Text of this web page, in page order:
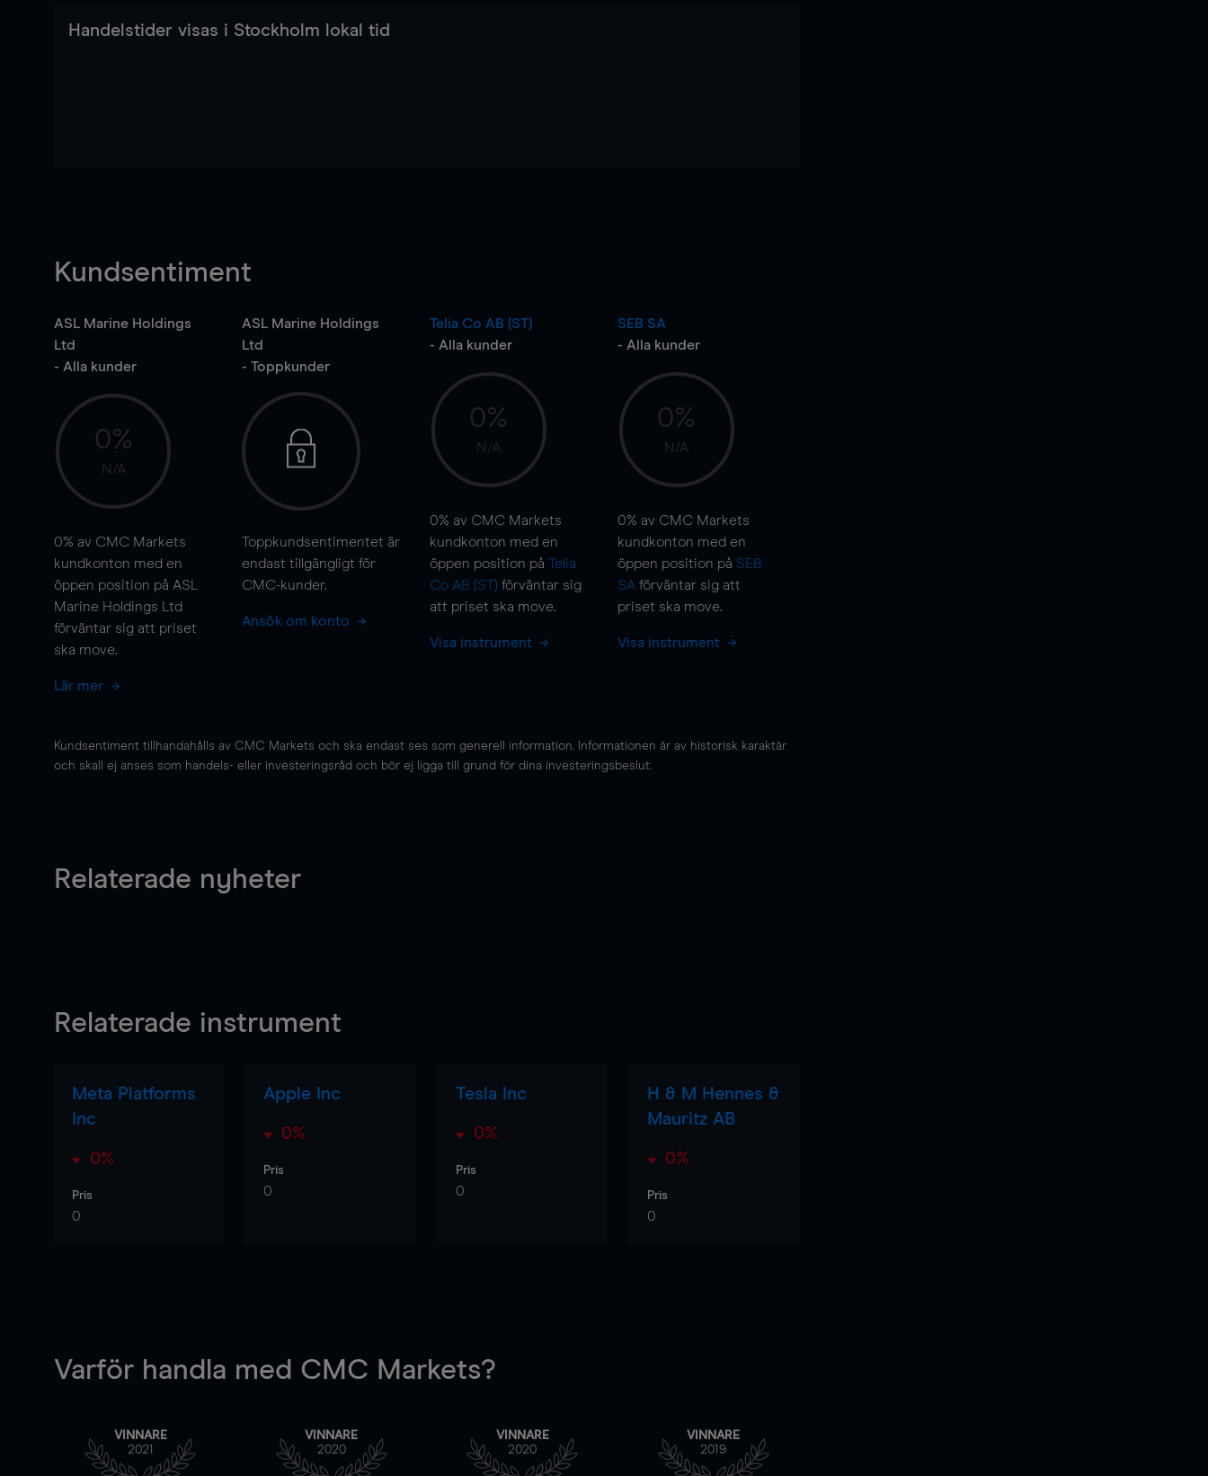
Handelstider visas i Stockholm lokal tid
Kundsentiment
ASL Marine Holdings
Ltd
- Alla kunder
0%
N/A
0% av CMC Markets
kundkonton med en
öppen position på ASL
Marine Holdings Ltd
förväntar sig att priset
ska move.
Lär mer
ASL Marine Holdings
Ltd
- Toppkunder
Toppkundsentimentet är
endast tillgängligt för
CMC-kunder.
Ansök om konto
Telia Co AB (ST)
- Alla kunder
0%
N/A
0% av CMC Markets
kundkonton med en
öppen position på Telia
Co AB (ST) förväntar sig
att priset ska move.
Visa instrument
SEB SA
- Alla kunder
0%
N/A
0% av CMC Markets
kundkonton med en
öppen position på SEB
SA förväntar sig att
priset ska move.
Visa instrument
Kundsentiment tillhandahålls av CMC Markets och ska endast ses som generell information. Informationen är av historisk karaktär
och skall ej anses som handels- eller investeringsråd och bör ej ligga till grund för dina investeringsbeslut.
Relaterade nyheter
Relaterade instrument
Meta Platforms
Inc
0%
Pris
0
Apple Inc
0%
Pris
0
Tesla Inc
0%
Pris
0
H & M Hennes &
Mauritz AB
0%
Pris
0
Varför handla med CMC Markets?
VINNARE
2021
VINNARE
2020
VINNARE
2020
VINNARE
2019